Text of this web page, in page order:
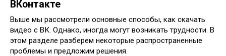
ВКонтакте
Выше мы рассмотрели основные способы, как скачать
видео с ВК. Однако, иногда могут возникать трудности. В
этом разделе разберем некоторые распространенные
проблемы и предложим решения.